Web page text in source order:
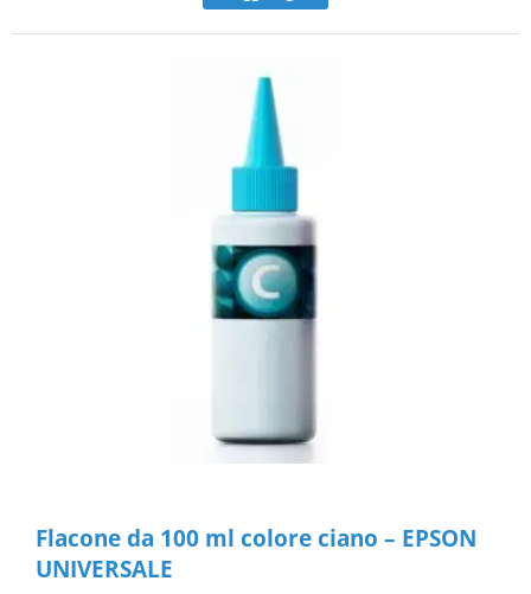
Flacone da 100 ml colore ciano – EPSON
UNIVERSALE